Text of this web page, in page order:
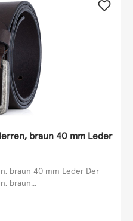
braun 40 mm Leder
braun 40 mm Leder Der
braun...